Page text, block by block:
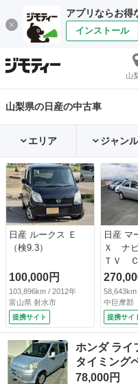
アプリならお得
インストール
山
山梨県の日産の中古車
エリア ジャンル
日産 ルークス Ｅ
（検9.3）
100,000円
103,896km / 2012年
富山県 射水市
提携サイト
日産 マ
Ｘ ナ
ＴＶ
トキー
転席・
ッグ
ワース
パワー
アルミ
５．９
整備付
し シル
58,643km
中巨摩郡
提携サイ
ホンダ ラ
タイミング
78,000円